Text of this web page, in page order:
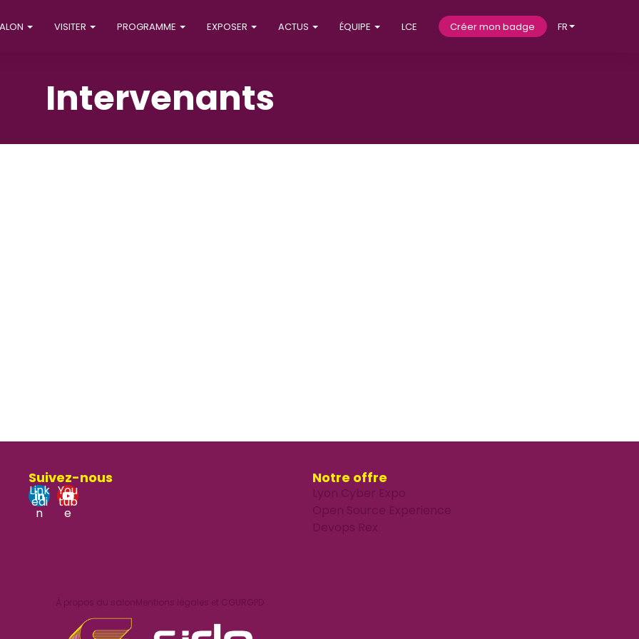
VISITER PROGRAMME EXPOSER ACTUS ÉQUIPE LCE Créer mon badge FR
Intervenants
Suivez-nous
Link
edi
n
You
tub
e
Notre offre
Lyon Cyber Expo
Open Source Experience
Devops Rex
À propos du salonMentions légales et CGURGPD